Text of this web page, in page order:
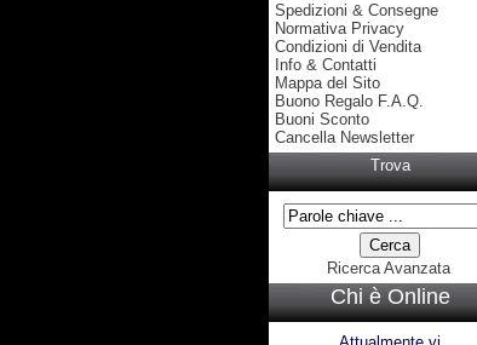
Informazioni
Spedizioni & Consegne
Normativa Privacy
Condizioni di Vendita
Info & Contatti
Mappa del Sito
Buono Regalo F.A.Q.
Buoni Sconto
Cancella Newsletter
Trova
Ricerca Avanzata
Chi è Online